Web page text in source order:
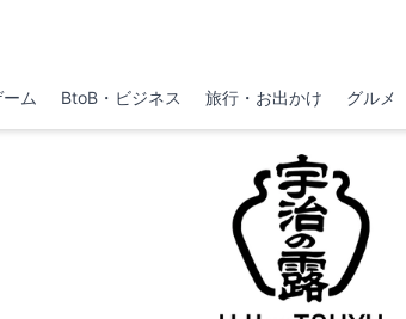
ム BtoB・ビジネス 旅行・お出かけ グルメ